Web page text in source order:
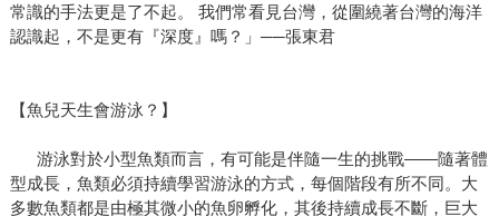
常識的手法更是了不起。 我們常看見台灣，從圍繞著台灣的海洋
認識起，不是更有『深度』嗎？」──張東君
【魚兒天生會游泳？】
游泳對於小型魚類而言，有可能是伴隨一生的挑戰——隨著體
型成長，魚類必須持續學習游泳的方式，每個階段有所不同。大
多數魚類都是由極其微小的魚卵孵化，其後持續成長不斷，巨大